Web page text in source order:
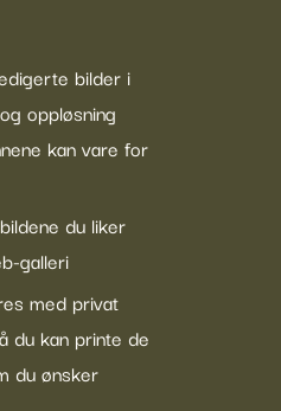
bilder i
oppløsning
kan vare for
du liker
galleri
med privat
du kan printe de
du ønsker